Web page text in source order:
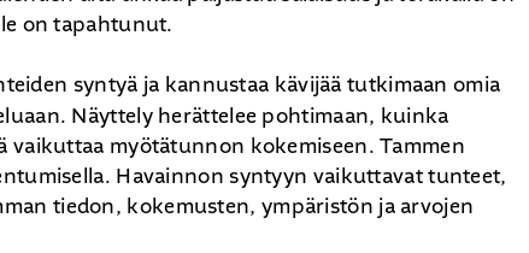
on tapahtunut.
syntyä ja kannustaa kävijää tutkimaan omia
Näyttely herättelee pohtimaan, kuinka
vaikuttaa myötätunnon kokemiseen. Tammen
Havainnon syntyyn vaikuttavat tunteet,
tiedon, kokemusten, ympäristön ja arvojen